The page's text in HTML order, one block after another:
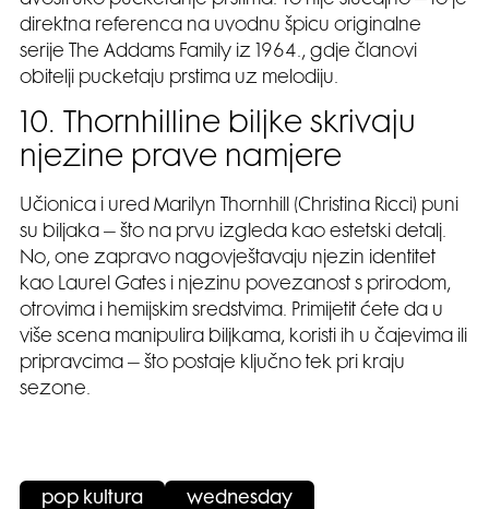
direktna referenca na uvodnu špicu originalne
serije The Addams Family iz 1964., gdje članovi
obitelji pucketaju prstima uz melodiju.
10. Thornhilline biljke skrivaju
njezine prave namjere
Učionica i ured Marilyn Thornhill (Christina Ricci) puni
su biljaka – što na prvu izgleda kao estetski detalj.
No, one zapravo nagovještavaju njezin identitet
kao Laurel Gates i njezinu povezanost s prirodom,
otrovima i hemijskim sredstvima. Primijetit ćete da u
više scena manipulira biljkama, koristi ih u čajevima ili
pripravcima – što postaje ključno tek pri kraju
sezone.
pop kultura wednesday